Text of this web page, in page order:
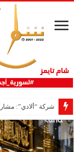
شركة “ألادي”: